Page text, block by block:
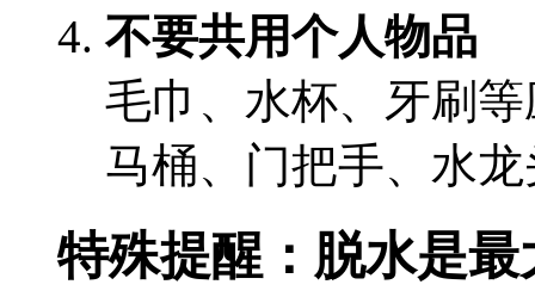
不要共用个人物品
毛巾、水杯、牙刷
马桶、门把手、水
特殊提醒：脱水是最